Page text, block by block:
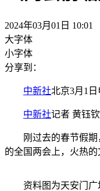
2024年03月01日 10:01
大字体
小字体
分享到：
中新社北京3月1
中新社记者 黄钰钦
刚过去的春节假期，
的全国两会上，火热的
资料图为天安门广